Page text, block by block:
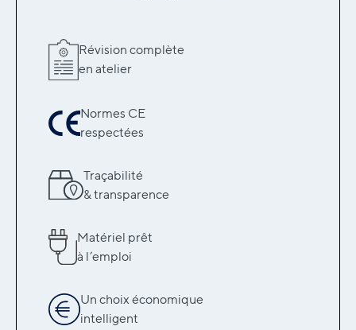
Révision complète
en atelier
Normes CE
respectées
Traçabilité
& transparence
Matériel prêt
à l’emploi
Un choix économique
intelligent